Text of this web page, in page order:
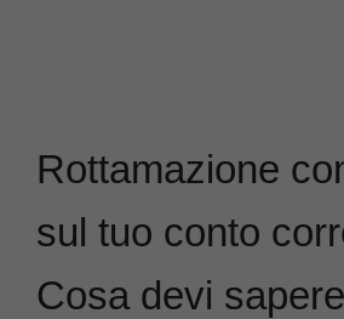
Rottamazione
sul tuo conto
Cosa devi sapere